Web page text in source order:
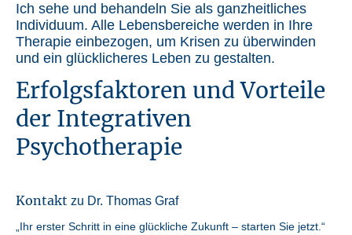
Ich sehe und behandeln Sie als ganzheitliches
Individuum. Alle Lebensbereiche werden in Ihre
Therapie einbezogen, um Krisen zu überwinden
und ein glücklicheres Leben zu gestalten.
Erfolgsfaktoren und Vorteile
der Integrativen
Psychotherapie
Kontakt zu Dr. Thomas Graf
„Ihr erster Schritt in eine glückliche Zukunft – starten Sie jetzt.“